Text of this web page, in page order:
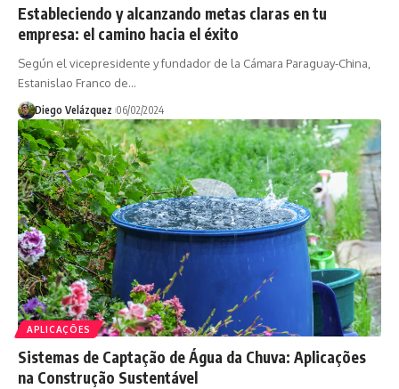
Estableciendo y alcanzando metas claras en tu
empresa: el camino hacia el éxito
Según el vicepresidente y fundador de la Cámara Paraguay-China,
Estanislao Franco de…
Diego Velázquez 06/02/2024
APLICAÇÕES
Sistemas de Captação de Água da Chuva: Aplicações
na Construção Sustentável